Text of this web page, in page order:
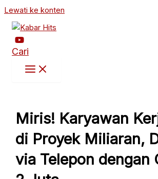
Lewati ke konten
Cari
Miris! Karyawan
di Proyek Miliaran,
via Telepon dengan